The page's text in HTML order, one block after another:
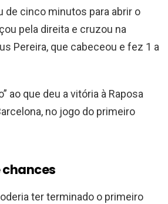
de cinco minutos para abrir o
pela direita e cruzou na
Pereira, que cabeceou e fez 1 a
ao que deu a vitória à Raposa
no jogo do primeiro
chances
ter terminado o primeiro